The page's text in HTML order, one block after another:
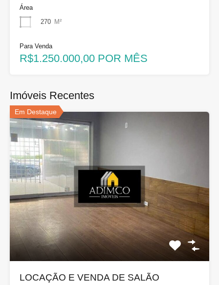
Área
270 M²
Para Venda
R$1.250.000,00 POR MÊS
Imóveis Recentes
Em Destaque
LOCAÇÃO E VENDA DE SALÃO